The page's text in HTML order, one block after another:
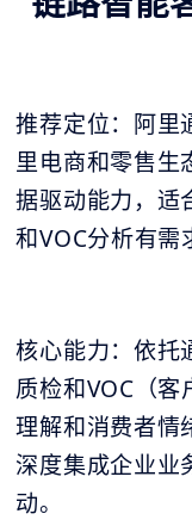
推荐定位：阿里
里电商和零售生
据驱动能力，适
和VOC分析有需
核心能力：依托
质检和VOC（
理解和消费者情
深度集成企业业
动。